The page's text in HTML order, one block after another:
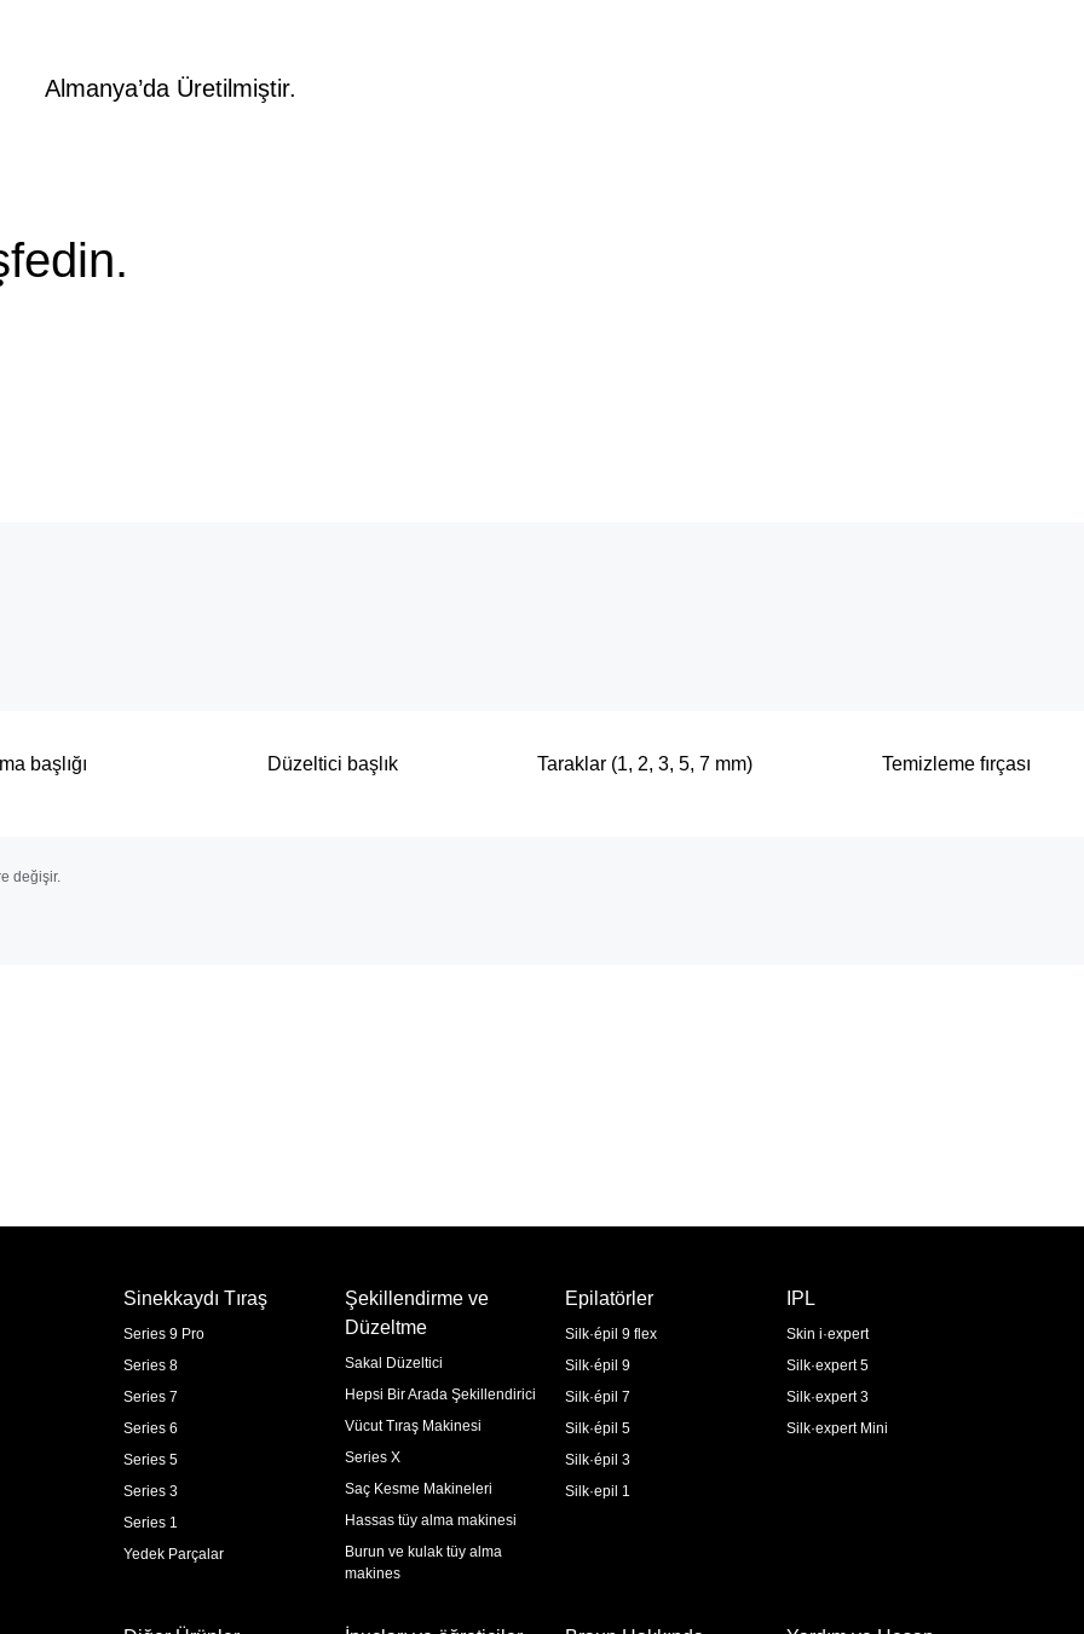
Almanya’da Üretilmiştir.
başlığı Düzeltici başlık Taraklar (1, 2, 3, 5, 7 mm) Temizleme fırçası
değişir.
Sinekkaydı Tıraş
Series 9 Pro
Series 8
Series 7
Series 6
Series 5
Series 3
Series 1
Yedek Parçalar
Şekillendirme ve
Düzeltme
Sakal Düzeltici
Hepsi Bir Arada Şekillendirici
Vücut Tıraş Makinesi
Series X
Saç Kesme Makineleri
Hassas tüy alma makinesi
Burun ve kulak tüy alma
makines
Epilatörler
Silk·épil 9 flex
Silk·épil 9
Silk·épil 7
Silk·épil 5
Silk·épil 3
Silk·epil 1
IPL
Skin i·expert
Silk·expert 5
Silk·expert 3
Silk·expert Mini